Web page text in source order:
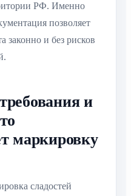
РФ. Именно
позволяет
законно и без рисков
и
маркировку
сладостей